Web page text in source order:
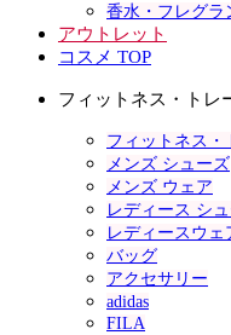
香水・フレグラ
アウトレット
コスメ TOP
フィットネス・トレ
フィットネス・
メンズ シューズ
メンズ ウェア
レディース シ
レディースウェ
バッグ
アクセサリー
adidas
FILA